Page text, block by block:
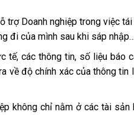
trợ Doanh nghiệp trong việc
đi của mình sau khi sáp nhập…
tế, các thông tin, số liệu báo
về độ chính xác của thông tin
không chỉ nằm ở các tài sản